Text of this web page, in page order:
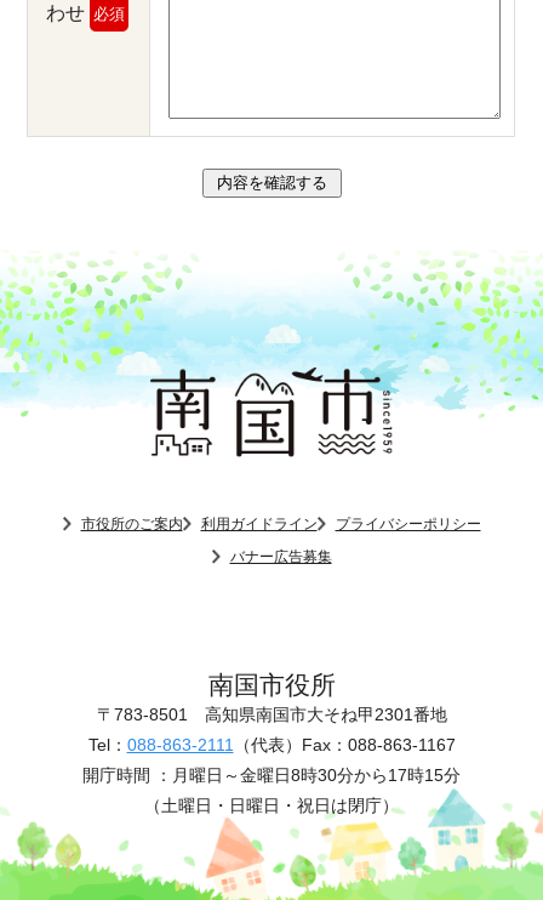
わせ 必須
市役所のご案内 利用ガイドライン
プライバシーポリシー
バナー広告募集
南国市役所
〒783-8501 高知県南国市大そね甲2301番地
Tel： 088-863-2111 （代表） Fax：088-863-1167
開庁時間 ： 月曜日～金曜日8時30分から17時15分
（土曜日・日曜日・祝日は閉庁）